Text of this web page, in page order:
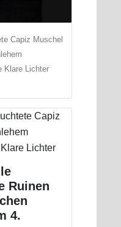
Capiz Muschel
Klare Lichter
Ruinen
4.